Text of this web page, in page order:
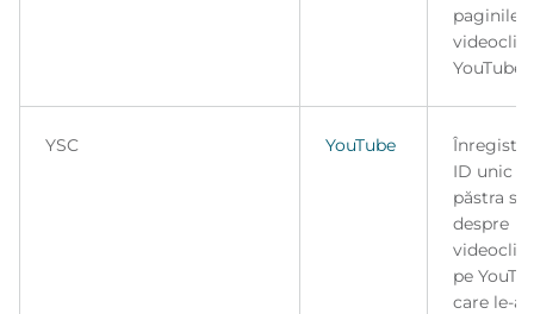
paginile
YouTube
YSC YouTube
ID unic
păstra
despre
pe
care le-a